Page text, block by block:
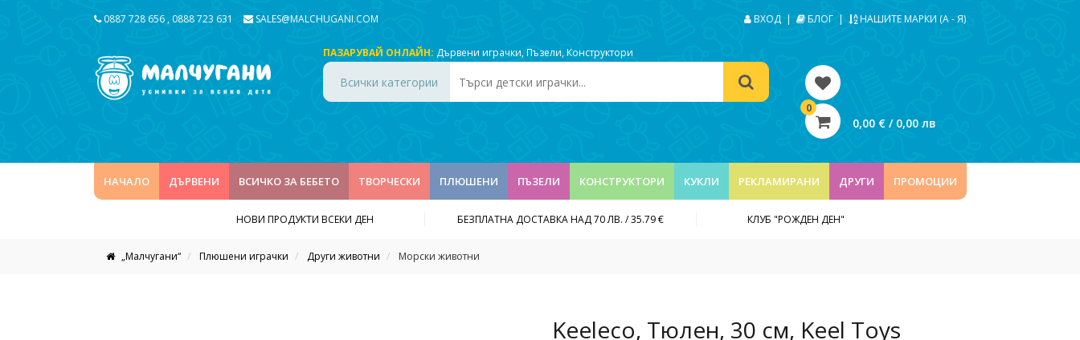
0887 728 656 , 0888 723 631 SALES@MALCHUGANI.COM ВХОД | БЛОГ | НАШИТЕ МАРКИ (А - Я)
ПАЗАРУВАЙ ОНЛАЙН: Дървени играчки,Пъзели,Конструктори
Всички категории
0
0,00 € / 0,00 лв
НАЧАЛО ДЪРВЕНИ ВСИЧКО ЗА БЕБЕТО ТВОРЧЕСКИ ПЛЮШЕНИ ПЪЗЕЛИ КОНСТРУКТОРИ КУКЛИ РЕКЛАМИРАНИ ДРУГИ ПРОМОЦИИ
НОВИ ПРОДУКТИ ВСЕКИ ДЕН БЕЗПЛАТНА ДОСТАВКА НАД 70 ЛВ. / 35.79 € КЛУБ "РОЖДЕН ДЕН"
„Малчугани“ Плюшени играчки Други животни Морски животни
Keeleco, Тюлен, 30 см, Keel Toys